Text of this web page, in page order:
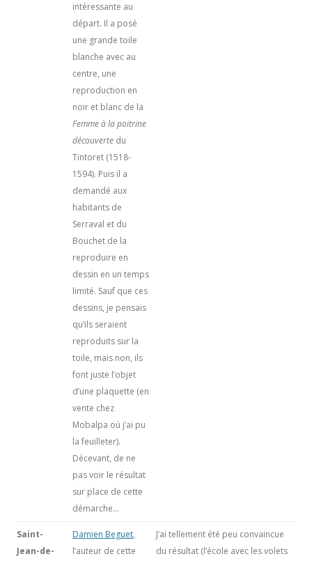
intéressante au
départ. Il a posé
une grande toile
blanche avec au
centre, une
reproduction en
noir et blanc de la
Femme à la poitrine
découverte du
Tintoret (1518-
1594). Puis il a
demandé aux
habitants de
Serraval et du
Bouchet de la
reproduire en
dessin en un temps
limité. Sauf que ces
dessins, je pensais
qu’ils seraient
reproduits sur la
toile, mais non, ils
font juste l’objet
d’une plaquette (en
vente chez
Mobalpa où j’ai pu
la feuilleter).
Décevant, de ne
pas voir le résultat
sur place de cette
démarche…
Saint-
Jean-de-
Damien Beguet,
l’auteur de cette
J’ai tellement été peu convaincue
du résultat (l’école avec les volets